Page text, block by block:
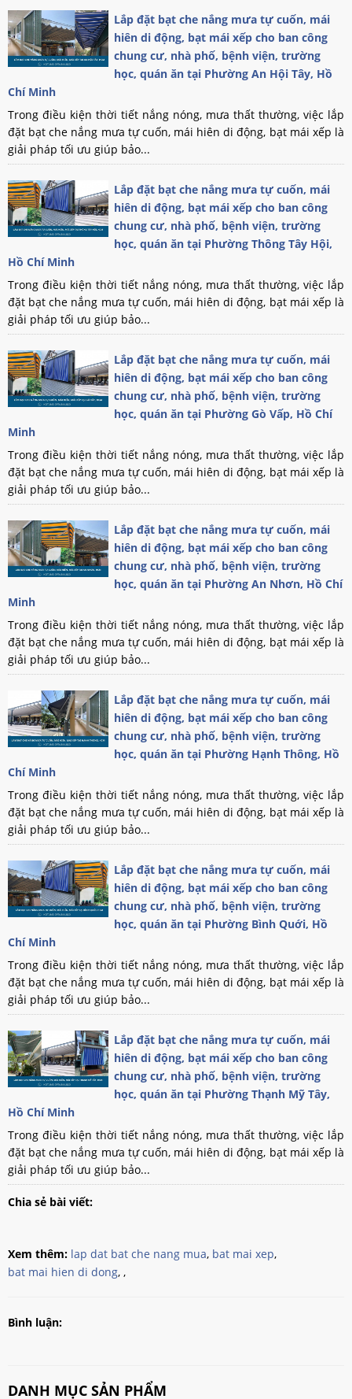
Lắp đặt bạt che nắng mưa tự cuốn, mái
hiên di động, bạt mái xếp cho ban công
chung cư, nhà phố, bệnh viện, trường
học, quán ăn tại Phường An Hội Tây, Hồ
Chí Minh
Trong điều kiện thời tiết nắng nóng, mưa thất thường, việc lắp
đặt bạt che nắng mưa tự cuốn, mái hiên di động, bạt mái xếp là
giải pháp tối ưu giúp bảo...
Lắp đặt bạt che nắng mưa tự cuốn, mái
hiên di động, bạt mái xếp cho ban công
chung cư, nhà phố, bệnh viện, trường
học, quán ăn tại Phường Thông Tây Hội,
Hồ Chí Minh
Trong điều kiện thời tiết nắng nóng, mưa thất thường, việc lắp
đặt bạt che nắng mưa tự cuốn, mái hiên di động, bạt mái xếp là
giải pháp tối ưu giúp bảo...
Lắp đặt bạt che nắng mưa tự cuốn, mái
hiên di động, bạt mái xếp cho ban công
chung cư, nhà phố, bệnh viện, trường
học, quán ăn tại Phường Gò Vấp, Hồ Chí
Minh
Trong điều kiện thời tiết nắng nóng, mưa thất thường, việc lắp
đặt bạt che nắng mưa tự cuốn, mái hiên di động, bạt mái xếp là
giải pháp tối ưu giúp bảo...
Lắp đặt bạt che nắng mưa tự cuốn, mái
hiên di động, bạt mái xếp cho ban công
chung cư, nhà phố, bệnh viện, trường
học, quán ăn tại Phường An Nhơn, Hồ Chí
Minh
Trong điều kiện thời tiết nắng nóng, mưa thất thường, việc lắp
đặt bạt che nắng mưa tự cuốn, mái hiên di động, bạt mái xếp là
giải pháp tối ưu giúp bảo...
Lắp đặt bạt che nắng mưa tự cuốn, mái
hiên di động, bạt mái xếp cho ban công
chung cư, nhà phố, bệnh viện, trường
học, quán ăn tại Phường Hạnh Thông, Hồ
Chí Minh
Trong điều kiện thời tiết nắng nóng, mưa thất thường, việc lắp
đặt bạt che nắng mưa tự cuốn, mái hiên di động, bạt mái xếp là
giải pháp tối ưu giúp bảo...
Lắp đặt bạt che nắng mưa tự cuốn, mái
hiên di động, bạt mái xếp cho ban công
chung cư, nhà phố, bệnh viện, trường
học, quán ăn tại Phường Bình Quới, Hồ
Chí Minh
Trong điều kiện thời tiết nắng nóng, mưa thất thường, việc lắp
đặt bạt che nắng mưa tự cuốn, mái hiên di động, bạt mái xếp là
giải pháp tối ưu giúp bảo...
Lắp đặt bạt che nắng mưa tự cuốn, mái
hiên di động, bạt mái xếp cho ban công
chung cư, nhà phố, bệnh viện, trường
học, quán ăn tại Phường Thạnh Mỹ Tây,
Hồ Chí Minh
Trong điều kiện thời tiết nắng nóng, mưa thất thường, việc lắp
đặt bạt che nắng mưa tự cuốn, mái hiên di động, bạt mái xếp là
giải pháp tối ưu giúp bảo...
Chia sẻ bài viết:
Xem thêm: lap dat bat che nang mua, bat mai xep,
bat mai hien di dong, ,
Bình luận:
DANH MỤC SẢN PHẨM